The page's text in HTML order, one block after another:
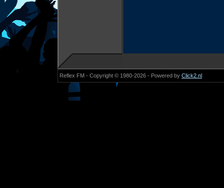
Reflex FM - Copyright © 1980-2026 - Powered by Click2.nl